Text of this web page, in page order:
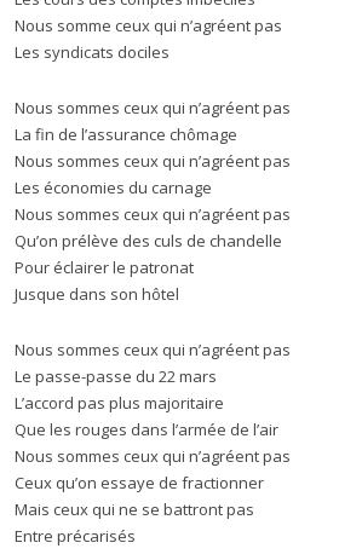
Nous somme ceux qui n’agréent pas
Les syndicats dociles
Nous sommes ceux qui n’agréent pas
La fin de l’assurance chômage
Nous sommes ceux qui n’agréent pas
Les économies du carnage
Nous sommes ceux qui n’agréent pas
Qu’on prélève des culs de chandelle
Pour éclairer le patronat
Jusque dans son hôtel
Nous sommes ceux qui n’agréent pas
Le passe-passe du 22 mars
L’accord pas plus majoritaire
Que les rouges dans l’armée de l’air
Nous sommes ceux qui n’agréent pas
Ceux qu’on essaye de fractionner
Mais ceux qui ne se battront pas
Entre précarisés